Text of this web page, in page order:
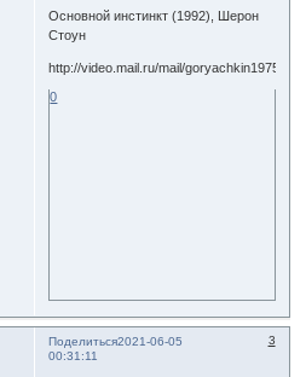
Основной инстинкт (1992), Шерон
Стоун
http://video.mail.ru/mail/goryachkin1975/
0
Поделиться 3
2021-06-05
00:31:11